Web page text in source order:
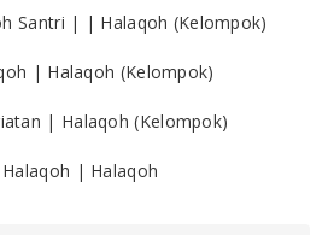
Santri | | Halaqoh (Kelompok)
| Halaqoh (Kelompok)
| Halaqoh (Kelompok)
| Halaqoh